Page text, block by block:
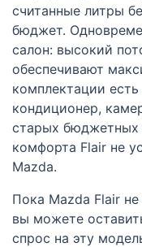
считанные литры
бюджет.
салон: высокий
обеспечивают
комплектации
кондиционер,
старых бюджетных
комфорта Flair не
Mazda.
Пока Mazda Flair не
вы можете
спрос на эту